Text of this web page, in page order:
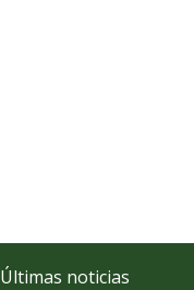
Últimas noticias